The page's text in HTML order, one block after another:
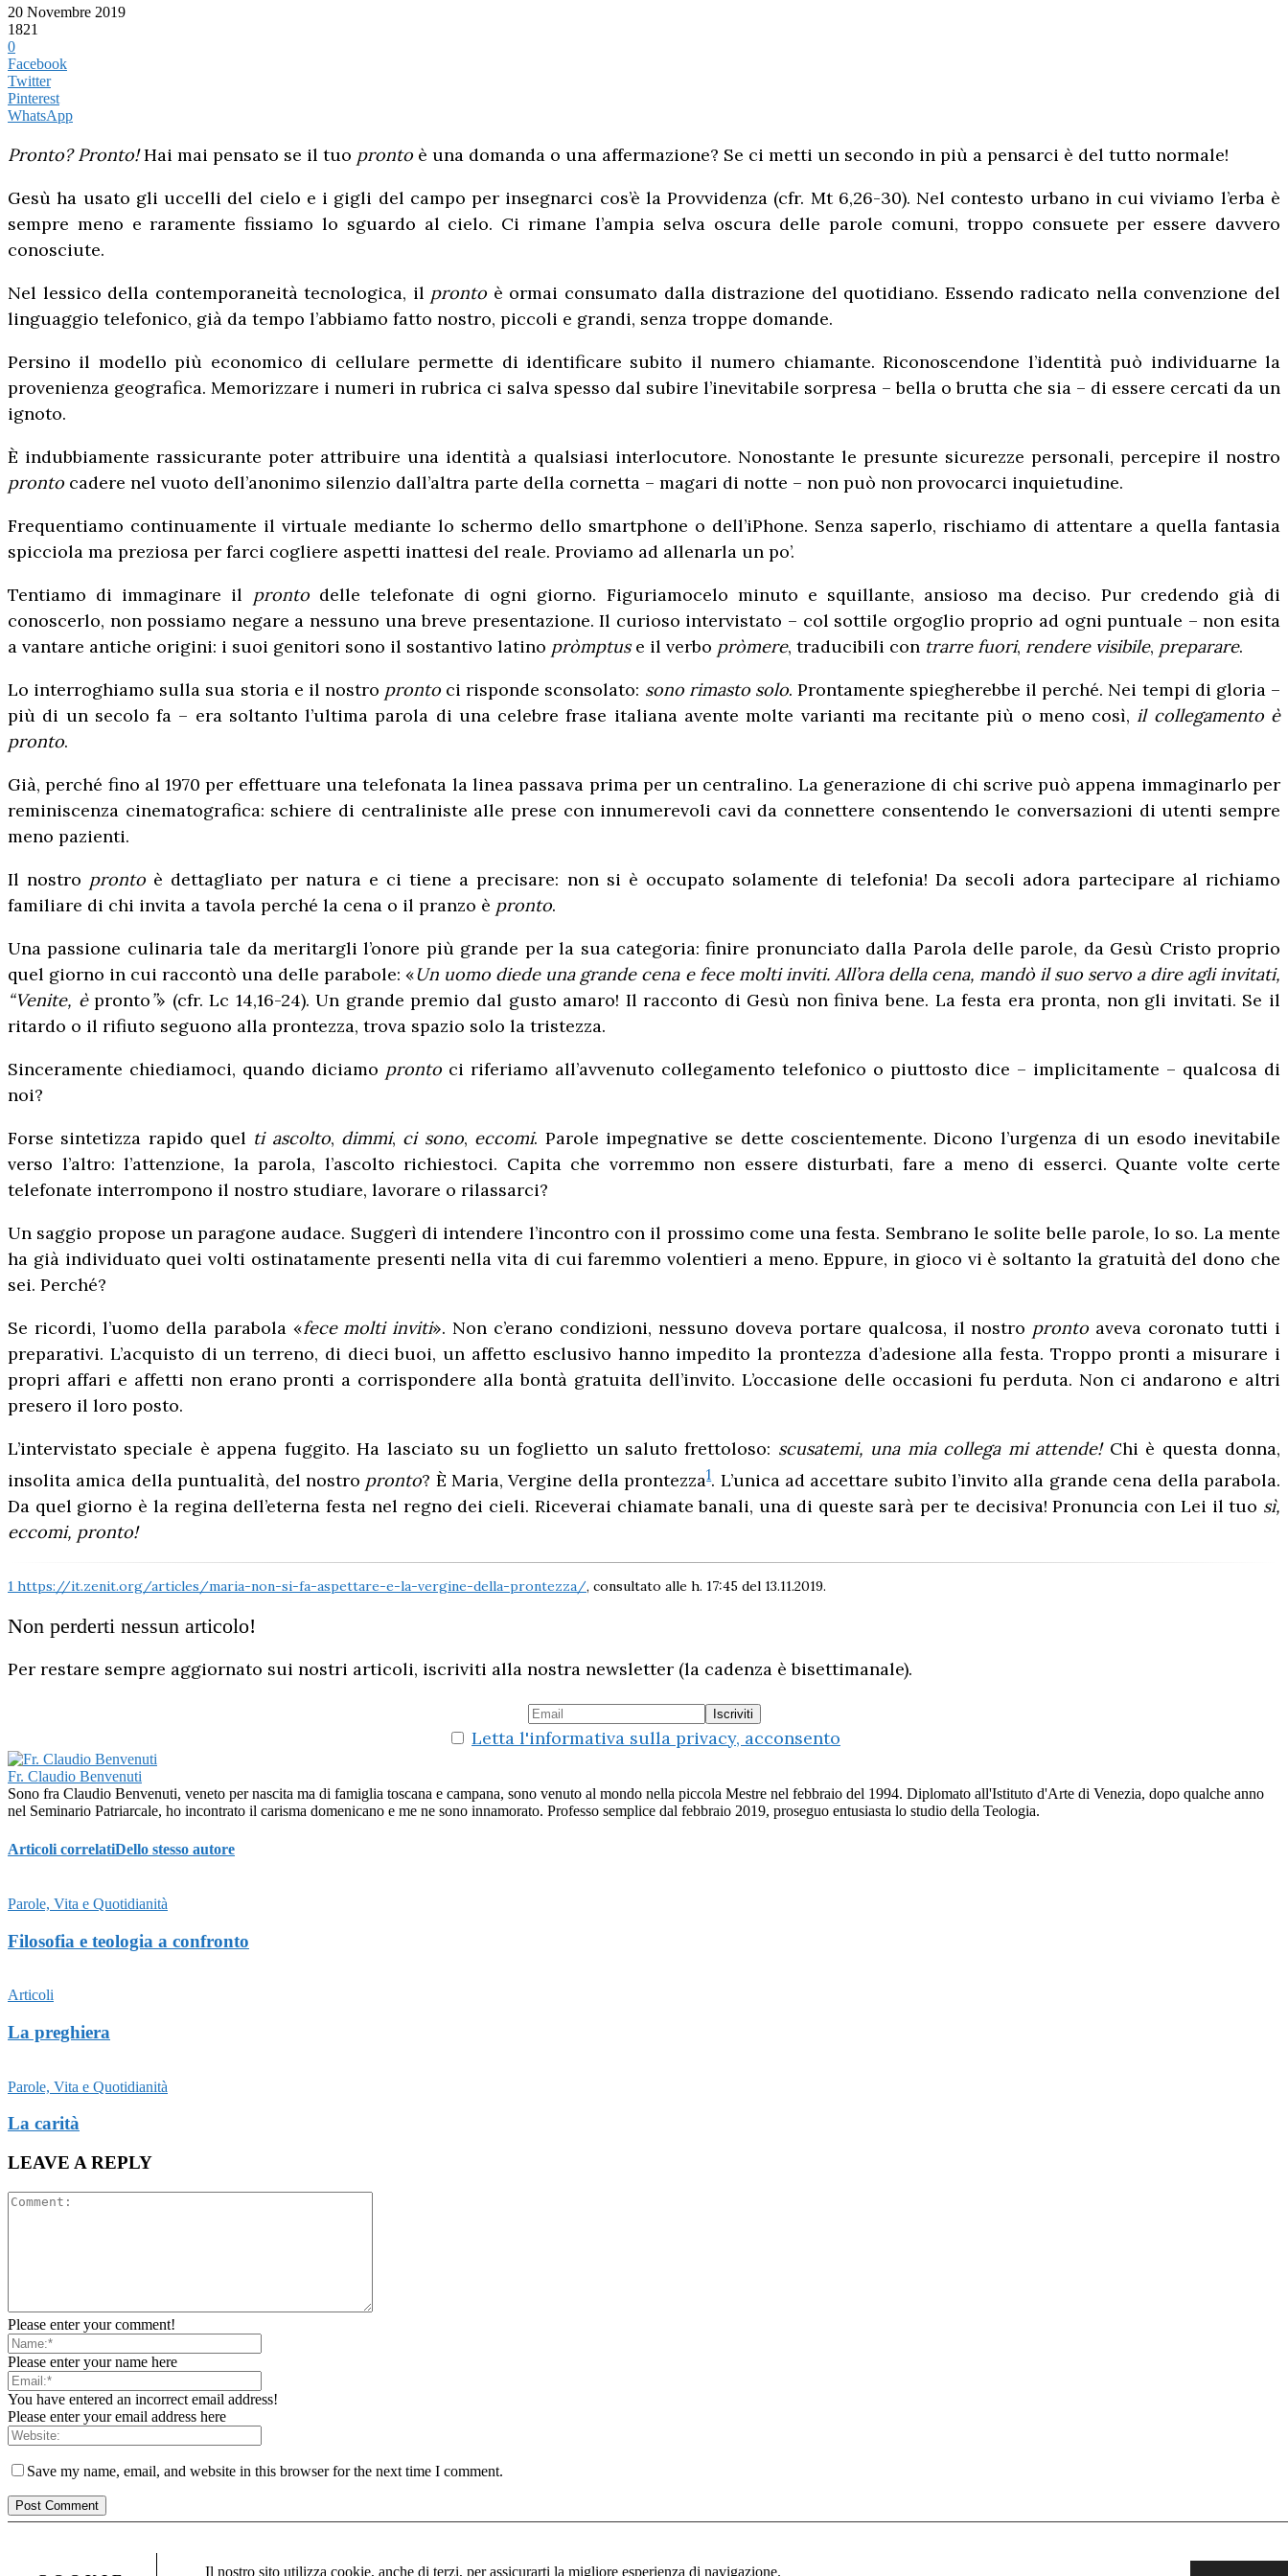
Il nostro sito utilizza cookie, anche di terzi, per assicurarti la migliore esperienza di navigazione.
20 Novembre 2019
1821
0
Facebook
Twitter
Pinterest
WhatsApp
Pronto? Pronto!Hai mai pensato se il tuo pronto è una domanda o una affermazione? Se ci metti un secondo in più a pensarci è del tutto normale!
Gesù ha usato gli uccelli del cielo e i gigli del campo per insegnarci cos’è la Provvidenza (cfr. Mt 6,26-30). Nel contesto urbano in cui viviamo l’erba è
sempre meno e raramente fissiamo lo sguardo al cielo. Ci rimane l’ampia selva oscura delle parole comuni, troppo consuete per essere davvero
conosciute.
Nel lessico della contemporaneità tecnologica, il pronto è ormai consumato dalla distrazione del quotidiano. Essendo radicato nella convenzione del
linguaggio telefonico, già da tempo l’abbiamo fatto nostro, piccoli e grandi, senza troppe domande.
Persino il modello più economico di cellulare permette di identificare subito il numero chiamante. Riconoscendone l’identità può individuarne la
provenienza geografica. Memorizzare i numeri in rubrica ci salva spesso dal subire l’inevitabile sorpresa – bella o brutta che sia – di essere cercati da un
ignoto.
È indubbiamente rassicurante poter attribuire una identità a qualsiasi interlocutore. Nonostante le presunte sicurezze personali, percepire il nostro
pronto cadere nel vuoto dell’anonimo silenzio dall’altra parte della cornetta – magari di notte – non può non provocarci inquietudine.
Frequentiamo continuamente il virtuale mediante lo schermo dello smartphone o dell’iPhone. Senza saperlo, rischiamo di attentare a quella fantasia
spicciola ma preziosa per farci cogliere aspetti inattesi del reale. Proviamo ad allenarla un po’.
Tentiamo di immaginare il prontodelle telefonate di ogni giorno. Figuriamocelo minuto e squillante, ansioso ma deciso. Pur credendo già di
conoscerlo, non possiamo negare a nessuno una breve presentazione. Il curioso intervistato – col sottile orgoglio proprio ad ogni puntuale – non esita
a vantare antiche origini: i suoi genitori sono il sostantivo latino pròmptuse il verbo pròmere, traducibili con trarre fuori, rendere visibile, preparare.
Lo interroghiamo sulla sua storia e il nostro pronto ci risponde sconsolato: sono rimasto solo. Prontamente spiegherebbe il perché. Nei tempi di gloria –
più di un secolo fa – era soltanto l’ultima parola di una celebre frase italiana avente molte varianti ma recitante più o meno così, il collegamento è
pronto.
Già, perché fino al 1970 per effettuare una telefonata la linea passava prima per un centralino. La generazione di chi scrive può appena immaginarlo per
reminiscenza cinematografica: schiere di centraliniste alle prese con innumerevoli cavi da connettere consentendo le conversazioni di utenti sempre
meno pazienti.
Il nostro pronto è dettagliato per natura e ci tiene a precisare: non si è occupato solamente di telefonia! Da secoli adora partecipare al richiamo
familiare di chi invita a tavola perché la cena o il pranzo è pronto.
Una passione culinaria tale da meritargli l’onore più grande per la sua categoria: finire pronunciato dalla Parola delle parole, da Gesù Cristo proprio
quel giorno in cui raccontò una delle parabole: «Un uomo diede una grande cena e fece molti inviti. All’ora della cena, mandò il suo servo a dire agli invitati,
“Venite, èpronto”» (cfr. Lc 14,16-24). Un grande premio dal gusto amaro! Il racconto di Gesù non finiva bene. La festa era pronta, non gli invitati. Se il
ritardo o il rifiuto seguono alla prontezza, trova spazio solo la tristezza.
Sinceramente chiediamoci, quando diciamo pronto ci riferiamo all’avvenuto collegamento telefonico o piuttosto dice – implicitamente – qualcosa di
noi?
Forse sintetizza rapido quel ti ascolto, dimmi, ci sono, eccomi. Parole impegnative se dette coscientemente. Dicono l’urgenza di un esodo inevitabile
verso l’altro: l’attenzione, la parola, l’ascolto richiestoci. Capita che vorremmo non essere disturbati, fare a meno di esserci. Quante volte certe
telefonate interrompono il nostro studiare, lavorare o rilassarci?
Un saggio propose un paragone audace. Suggerì di intendere l’incontro con il prossimo come una festa. Sembrano le solite belle parole, lo so. La mente
ha già individuato quei volti ostinatamente presenti nella vita di cui faremmo volentieri a meno. Eppure, in gioco vi è soltanto la gratuità del dono che
sei. Perché?
Se ricordi, l’uomo della parabola «fece molti inviti». Non c’erano condizioni, nessuno doveva portare qualcosa, il nostro pronto aveva coronato tutti i
preparativi. L’acquisto di un terreno, di dieci buoi, un affetto esclusivo hanno impedito la prontezza d’adesione alla festa. Troppo pronti a misurare i
propri affari e affetti non erano pronti a corrispondere alla bontà gratuita dell’invito. L’occasione delle occasioni fu perduta. Non ci andarono e altri
presero il loro posto.
L’intervistato speciale è appena fuggito. Ha lasciato su un foglietto un saluto frettoloso: scusatemi, una mia collega mi attende!Chi è questa donna,
insolita amica della puntualità, del nostro pronto? È Maria, Vergine della prontezza1. L’unica ad accettare subito l’invito alla grande cena della parabola.
Da quel giorno è la regina dell’eterna festa nel regno dei cieli. Riceverai chiamate banali, una di queste sarà per te decisiva! Pronuncia con Lei il tuo sì,
eccomi, pronto!
1 https://it.zenit.org/articles/maria-non-si-fa-aspettare-e-la-vergine-della-prontezza/, consultato alle h. 17:45 del 13.11.2019.
Non perderti nessun articolo!
Per restare sempre aggiornato sui nostri articoli, iscriviti alla nostra newsletter (la cadenza è bisettimanale).
Letta l'informativa sulla privacy, acconsento
Fr. Claudio Benvenuti
Sono fra Claudio Benvenuti, veneto per nascita ma di famiglia toscana e campana, sono venuto al mondo nella piccola Mestre nel febbraio del 1994. Diplomato all'Istituto d'Arte di Venezia, dopo qualche anno
nel Seminario Patriarcale, ho incontrato il carisma domenicano e me ne sono innamorato. Professo semplice dal febbraio 2019, proseguo entusiasta lo studio della Teologia.
Articoli correlatiDello stesso autore
Parole, Vita e Quotidianità
Filosofia e teologia a confronto
Articoli
La preghiera
Parole, Vita e Quotidianità
La carità
LEAVE A REPLY
Please enter your comment!
Please enter your name here
You have entered an incorrect email address!
Please enter your email address here
Save my name, email, and website in this browser for the next time I comment.
Informativa estesa sull’uso dei cookie